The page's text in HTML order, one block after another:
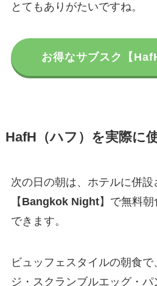
とてもありがたいですね。
お得なサブスク【
HafH （ハフ）を実際に
次の日の朝は、ホテルに併設
【 Bangkok Night】で無料
できます。
ビュッフェスタイルの朝食
ジ・スクランブルエッグ・